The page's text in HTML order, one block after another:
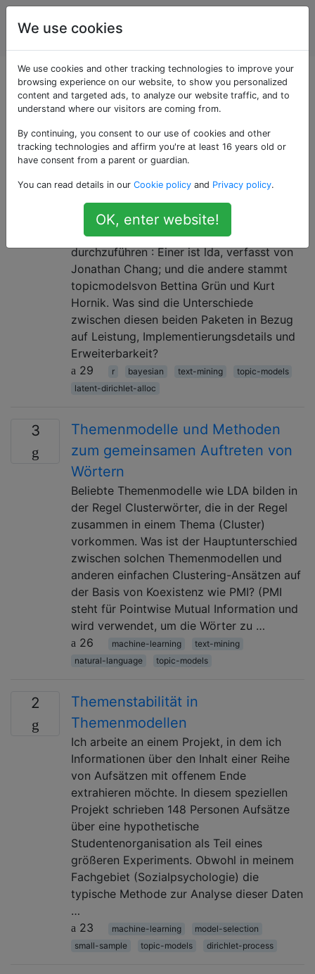
Statistiken und
Big Data
Als «topic-models»
getaggte Fragen
4
R-Pakete zur Themenmodellierung
/ LDA: nur "TopicModels" und
"LDA" [geschlossen]
Es scheint mir, dass nur zwei R-Pakete in
der Lage sind, Latent Dirichlet Allocation
durchzuführen : Einer ist lda, verfasst von
Jonathan Chang; und die andere stammt
topicmodelsvon Bettina Grün und Kurt
Hornik. Was sind die Unterschiede
zwischen diesen beiden Paketen in Bezug
auf Leistung, Implementierungsdetails und
Erweiterbarkeit?
29
r bayesian text-mining
topic-models
latent-dirichlet-alloc
3
Themenmodelle und Methoden
zum gemeinsamen Auftreten von
Wörtern
Beliebte Themenmodelle wie LDA bilden in
der Regel Clusterwörter, die in der Regel
zusammen in einem Thema (Cluster)
vorkommen. Was ist der Hauptunterschied
zwischen solchen Themenmodellen und
anderen einfachen Clustering-Ansätzen auf
der Basis von Koexistenz wie PMI? (PMI
steht für Pointwise Mutual Information und
wird verwendet, um die Wörter zu …
26
machine-learning
text-mining
natural-language
topic-models
2
Themenstabilität in
Themenmodellen
Ich arbeite an einem Projekt, in dem ich
Informationen über den Inhalt einer Reihe
von Aufsätzen mit offenem Ende
extrahieren möchte. In diesem speziellen
Projekt schrieben 148 Personen Aufsätze
über eine hypothetische
Studentenorganisation als Teil eines
größeren Experiments. Obwohl in meinem
Fachgebiet (Sozialpsychologie) die
typische Methode zur Analyse dieser Daten
…
23
machine-learning
model-selection
small-sample
topic-models dirichlet-process
We use cookies
We use cookies and other tracking technologies to improve your
browsing experience on our website, to show you personalized
content and targeted ads, to analyze our website traffic, and to
understand where our visitors are coming from.
By continuing, you consent to our use of cookies and other
tracking technologies and affirm you're at least 16 years old or
have consent from a parent or guardian.
You can read details in our Cookie policy and Privacy policy.
OK, enter website!